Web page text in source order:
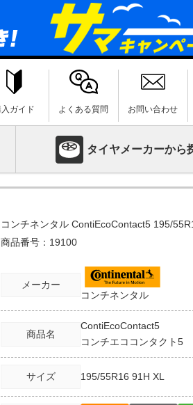
入ガイド よくある質問 お問い合わせ
タイヤメーカーから
コンチネンタル ContiEcoContact5 195/
商品番号： 19100
メーカー
コンチネンタル
商品名
ContiEcoContact5
コンチエココンタクト5
サイズ 195/55R1691H XL